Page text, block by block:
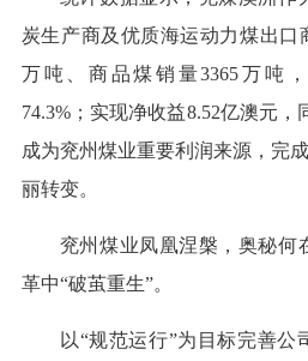
炭生产商及优质海运动力煤出口
万吨、商品煤销量3365万吨，
74.3%；实现净收益8.52亿澳元，
成为兖州煤业重要利润来源，完
丽转变。
兖州煤业凤凰涅槃，奥秘何
革中“破茧重生”。
以“规范运行”为目标完善公